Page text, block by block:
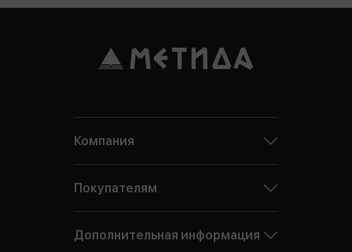
Компания
Покупателям
Дополнительная информация